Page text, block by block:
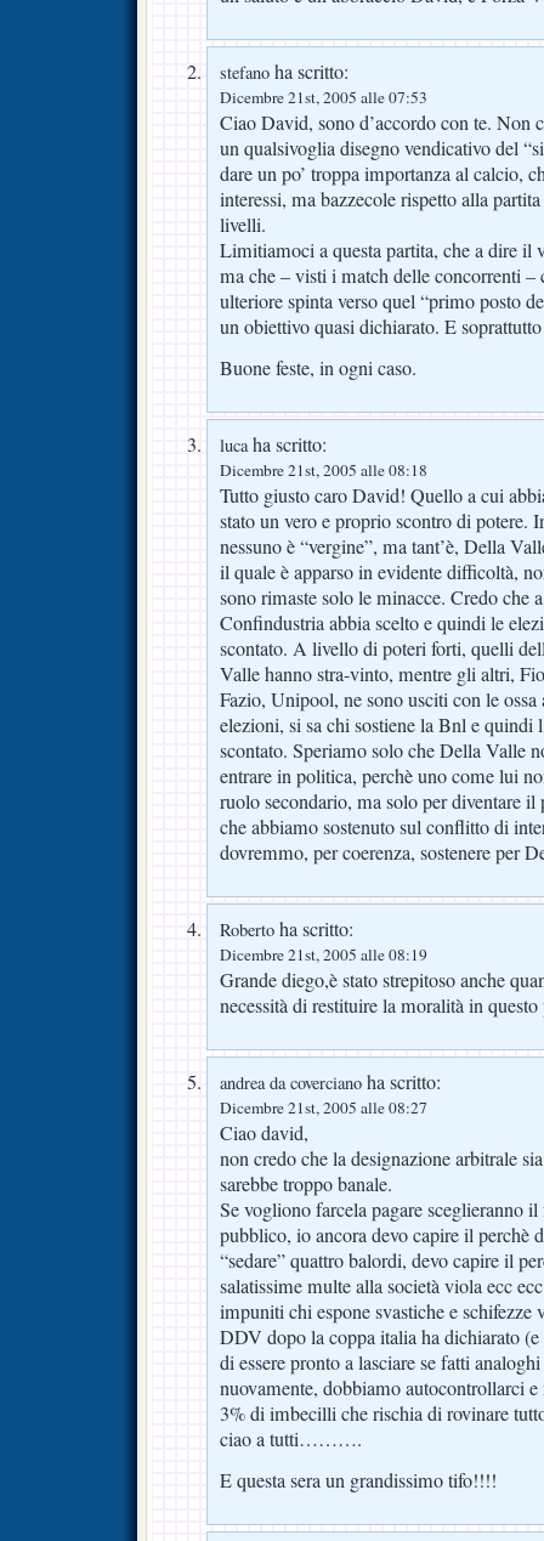
stefano ha scritto:
Dicembre 21st, 2005 alle 07:53
Ciao David, sono d’accordo con te. Non
un qualsivoglia disegno vendicativo del
dare un po’ troppa importanza al calcio,
interessi, ma bazzecole rispetto alla
livelli.
Limitiamoci a questa partita, che a dire il
ma che – visti i match delle concorrenti –
ulteriore spinta verso quel “primo posto
un obiettivo quasi dichiarato. E
Buone feste, in ogni caso.
lucaha scritto:
Dicembre 21st, 2005 alle 08:18
Tutto giusto caro David! Quello a cui
stato un vero e proprio scontro di potere.
nessuno è “vergine”, ma tant’è, Della
il quale è apparso in evidente difficoltà,
sono rimaste solo le minacce. Credo che
Confindustria abbia scelto e quindi le
scontato. A livello di poteri forti, quelli
Valle hanno stra-vinto, mentre gli altri,
Fazio, Unipool, ne sono usciti con le ossa
elezioni, si sa chi sostiene la Bnl e quindi
scontato. Speriamo solo che Della Valle
entrare in politica, perchè uno come lui
ruolo secondario, ma solo per diventare il
che abbiamo sostenuto sul conflitto di
dovremmo, per coerenza, sostenere per
Roberto ha scritto:
Dicembre 21st, 2005 alle 08:19
Grande diego,è stato strepitoso anche
necessità di restituire la moralità in questo
andrea da coverciano ha scritto:
Dicembre 21st, 2005 alle 08:27
Ciao david,
non credo che la designazione arbitrale
sarebbe troppo banale.
Se vogliono farcela pagare sceglieranno
pubblico, io ancora devo capire il perchè
“sedare” quattro balordi, devo capire il
salatissime multe alla società viola ecc
impuniti chi espone svastiche e schifezze
DDV dopo la coppa italia ha dichiarato
di essere pronto a lasciare se fatti
nuovamente, dobbiamo autocontrollarci
3% di imbecilli che rischia di rovinare
ciao a tutti……….
E questa sera un grandissimo tifo!!!!